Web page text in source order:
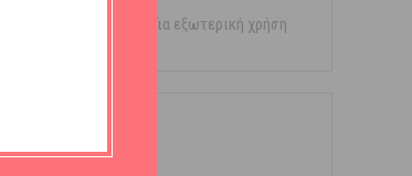
επαφή με τα μάτια. Για εξωτερική χρήση